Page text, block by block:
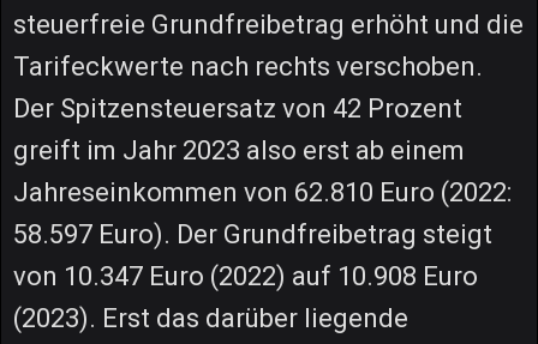
steuerfreie Grundfreibetrag erhöht und die
Tarifeckwerte nach rechts verschoben.
Der Spitzensteuersatz von 42 Prozent
greift im Jahr 2023 also erst ab einem
Jahreseinkommen von 62.810 Euro (2022:
58.597 Euro). Der Grundfreibetrag steigt
von 10.347 Euro (2022) auf 10.908 Euro
(2023). Erst das darüber liegende